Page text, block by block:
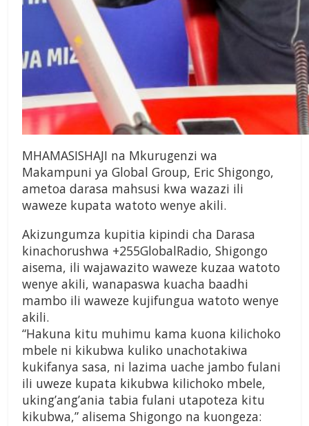
MHAMASISHAJI na Mkurugenzi wa
Makampuni ya Global Group, Eric Shigongo,
ametoa darasa mahsusi kwa wazazi ili
waweze kupata watoto wenye akili.
Akizungumza kupitia kipindi cha Darasa
kinachorushwa +255GlobalRadio, Shigongo
aisema, ili wajawazito waweze kuzaa watoto
wenye akili, wanapaswa kuacha baadhi
mambo ili waweze kujifungua watoto wenye
akili.
“Hakuna kitu muhimu kama kuona kilichoko
mbele ni kikubwa kuliko unachotakiwa
kukifanya sasa, ni lazima uache jambo fulani
ili uweze kupata kikubwa kilichoko mbele,
uking’ang’ania tabia fulani utapoteza kitu
kikubwa,” alisema Shigongo na kuongeza: